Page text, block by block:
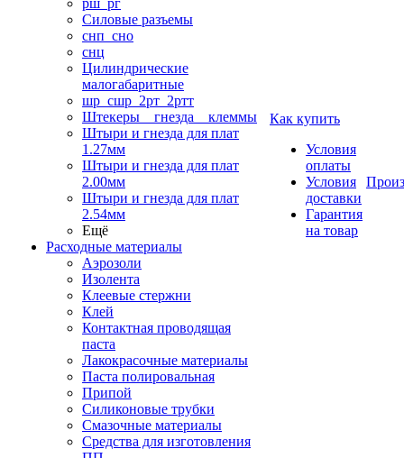
рш_рг
Силовые разъемы
снп_сно
снц
Цилиндрические
малогабаритные
шр_сшр_2рт_2ртт
Штекеры _ гнезда _ клеммы
Штыри и гнезда для плат
1.27мм
Штыри и гнезда для плат
2.00мм
Штыри и гнезда для плат
2.54мм
Ещё
Расходные материалы
Аэрозоли
Изолента
Клеевые стержни
Клей
Контактная проводящая
паста
Лакокрасочные материалы
Паста полировальная
Припой
Силиконовые трубки
Смазочные материалы
Средства для изготовления
Как купить
Условия
оплаты
Условия
доставки
Гарантия
на товар